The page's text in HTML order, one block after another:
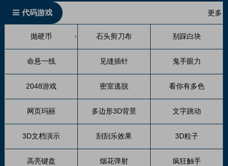
代码游戏 更多
抛硬币 石头剪刀布 别踩白块
命悬一线 见缝插针 鬼手眼力
2048游戏 密室逃脱 看你有多色
网页玛丽 多边形3D背景 文字跳动
3D文档演示 刮刮乐效果 3D粒子
高亮键盘 烟花弹射 疯狂触手